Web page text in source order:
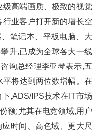
级高端画质、极致的视觉
业客户打开新的增长空
笔记本、平板电脑、大
升,已成为全球各大一线
询总经理李亚琴表示,五
将达到两位数增幅。在
,ADS/IPS技术在IT市场
额;尤其在电竞领域,用户
时间、高色域、更大尺